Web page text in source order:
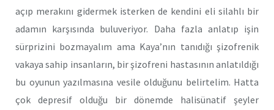
açıp merakını gidermek isterken de kendini eli silahlı bir
adamın karşısında buluveriyor. Daha fazla anlatıp işin
sürprizini bozmayalım ama Kaya’nın tanıdığı şizofrenik
vakaya sahip insanların, bir şizofreni hastasının anlatıldığı
bu oyunun yazılmasına vesile olduğunu belirtelim. Hatta
çok depresif olduğu bir dönemde halisünatif şeyler